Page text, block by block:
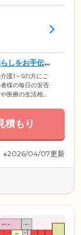
しをお手伝い
護1～5の方にご
様の毎日の安否
医療の生活相
配まで、幅広い
様の安心・快適
ごせる、アット
れる環境で、自
積もり
※2026/04/07更新